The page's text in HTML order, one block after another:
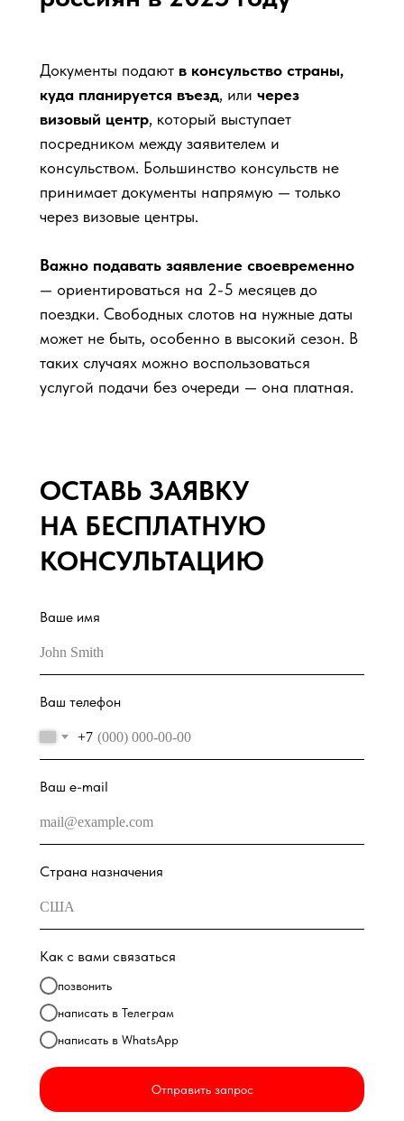
Документы подают в консульство страны,
куда планируется въезд, или через
визовый центр, который выступает
посредником между заявителем и
консульством. Большинство консульств не
принимает документы напрямую — только
через визовые центры.
Важно подавать заявление своевременно
— ориентироваться на 2-5 месяцев до
поездки. Свободных слотов на нужные даты
может не быть, особенно в высокий сезон. В
таких случаях можно воспользоваться
услугой подачи без очереди — она платная.
ОСТАВЬ ЗАЯВКУ
НА БЕСПЛАТНУЮ
КОНСУЛЬТАЦИЮ
Ваше имя
Ваш телефон
+7
Ваш e-mail
Страна назначения
Как с вами связаться
позвонить
написать в Телеграм
написать в WhatsApp
Отправить запрос